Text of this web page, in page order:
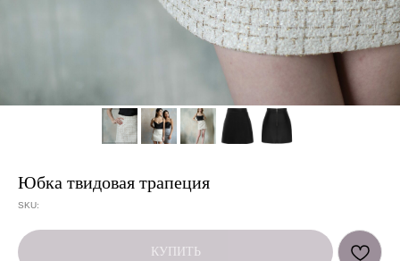
Юбка твидовая трапеция
SKU:
КУПИТЬ